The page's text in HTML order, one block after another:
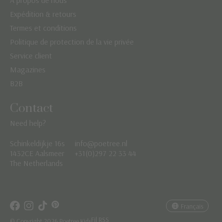
Expédition & retours
Termes et conditions
Politique de protection de la vie privée
Service client
Magazines
B2B
Contact
Need help?
Schinkeldijkje 16s
1432CE Aalsmeer
The Netherlands
info@poetree.nl
+31(0)297 22 33 44
Fil RSS
Français
Nederlands